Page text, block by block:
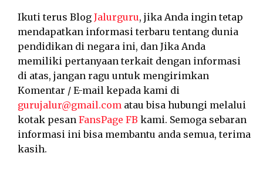
Ikuti terus Blog Jalurguru, jika Anda ingin tetap
mendapatkan informasi terbaru tentang dunia
pendidikan di negara ini, dan Jika Anda
memiliki pertanyaan terkait dengan informasi
di atas, jangan ragu untuk mengirimkan
Komentar / E-mail kepada kami di
gurujalur@gmail.com atau bisa hubungi melalui
kotak pesan FansPage FB kami. Semoga sebaran
informasi ini bisa membantu anda semua, terima
kasih.